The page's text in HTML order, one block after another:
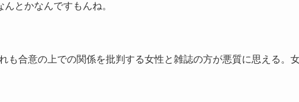
とかなんですもんね。
も合意の上での関係を批判する女性と雑誌の方が悪質に思える。